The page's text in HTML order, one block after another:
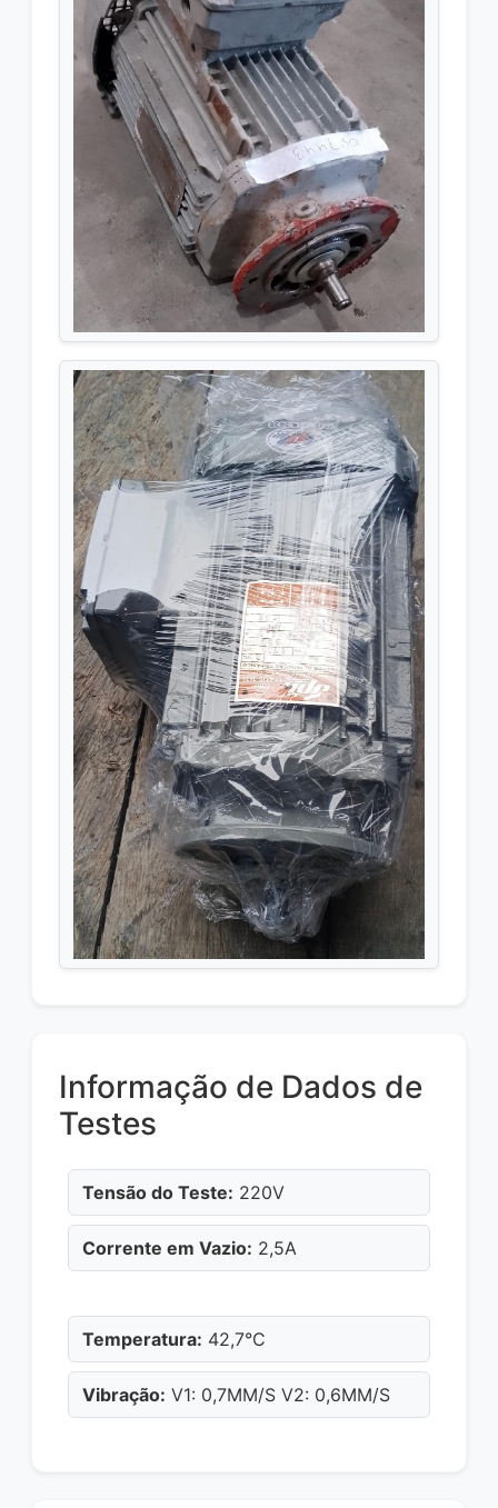
Informação de Dados de
Testes
Tensão do Teste: 220V
Corrente em Vazio: 2,5A
Temperatura: 42,7°C
Vibração: V1: 0,7MM/S V2: 0,6MM/S